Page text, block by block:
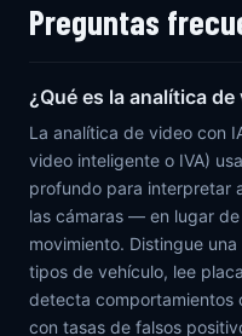
Preguntas
¿Qué es la analítica
La analítica de video con
video inteligente o IVA)
profundo para interpretar
las cámaras — en lugar
movimiento. Distingue
tipos de vehículo, lee
detecta comportamientos
con tasas de falsos